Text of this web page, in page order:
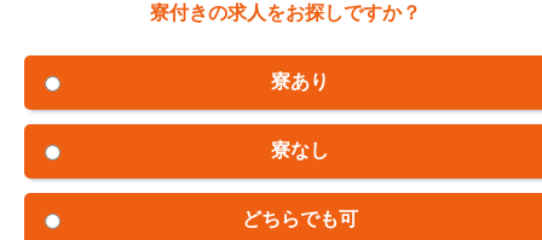
寮付きの求人をお探しですか？
寮あり
寮なし
どちらでも可